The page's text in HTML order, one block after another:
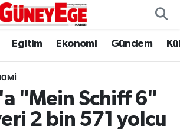
Eğitim Ekonomi Gündem
"Mein Schiff 6"
2 bin 571 yolcu
Durumu
Yoğunluk Haritası
Durumu ve Fikstür